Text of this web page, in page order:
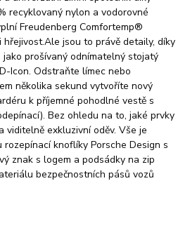
recyklovaný nylon a vodorovné
Freudenberg Comfortemp®
jsou to právě detaily, díky
jako prošívaný odnímatelný stojatý
Icon. Odstraňte límec nebo
několika sekund vytvoříte nový
k příjemné pohodlné vestě s
Bez ohledu na to, jaké prvky
viditelně exkluzivní oděv. Vše je
knoflíky Porsche Design s
znak s logem a podsádky na zip
bezpečnostních pásů vozů